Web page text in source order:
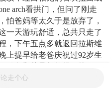
arch看拱门，但问了刚走
怕爸妈等太久于是放弃了，
一天游玩舒适，总共只走了
，下午五点多就返回拉斯维
上提早给老爸庆祝过92岁生
走个心